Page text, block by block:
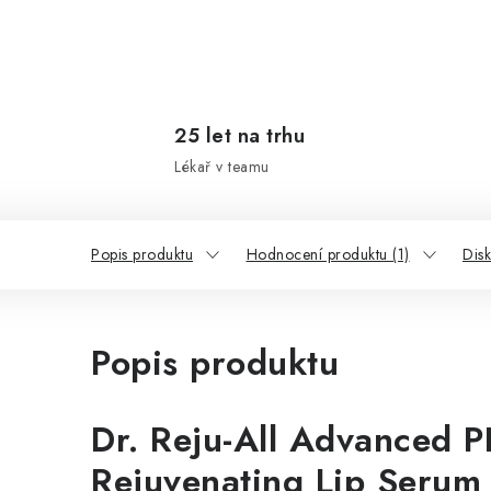
25 let na trhu
Lékař v teamu
Popis produktu Hodnocení produktu (1)
Popis produktu
Dr. Reju-All Advanced